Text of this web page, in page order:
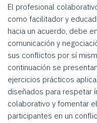
El profesional
como facilitador y
hacia un acuerdo, debe
comunicación y
sus conflictos por sí
continuación se
ejercicios prácticos
diseñados para respetar
colaborativo y fomentar
participantes en un